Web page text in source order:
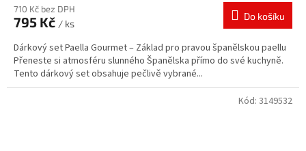
710 Kč bez DPH
795 Kč / ks
Do košíku
Dárkový set Paella Gourmet – Základ pro pravou španělskou paellu
Přeneste si atmosféru slunného Španělska přímo do své kuchyně.
Tento dárkový set obsahuje pečlivě vybrané...
Kód: 3149532